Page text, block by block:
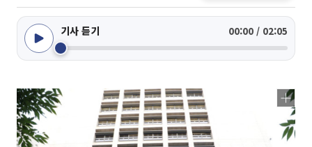
기사 듣기 00:00 / 02:05